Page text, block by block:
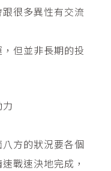
很多異性有交流
，但並非長期的投
八方的狀況要各個
戰速決地完成，